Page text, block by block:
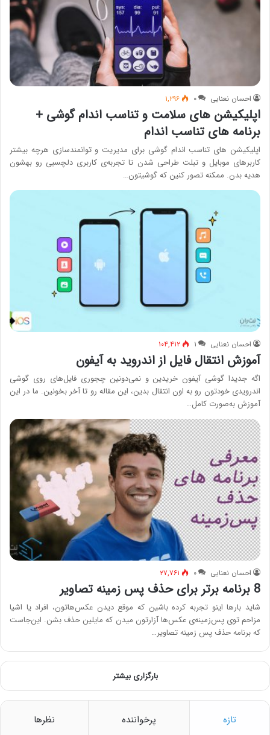
احسان نعنایی ۰ ۱,۲۹۶
اپلیکیشن های سلامت و تناسب اندام گوشی +
برنامه های تناسب اندام
اپلیکیشن های تناسب اندام گوشی برای مدیریت و توانمندسازی هرچه بیشتر
کاربرهای موبایل و تبلت طراحی شدن تا تجربه‌ی کاربری دلچسبی رو بهشون
هدیه بدن. ممکنه تصور کنین که گوشیتون…
احسان نعنایی ۱ ۱۰۴,۴۱۲
آموزش انتقال فایل از اندروید به آیفون
اگه جدیدا گوشی آیفون خریدین و نمی‌دونین چجوری فایل‌های روی گوشی
اندرویدی خودتون رو به اون انتقال بدین، این مقاله رو تا آخر بخونین. ما در این
آموزش به‌صورت کامل…
احسان نعنایی ۰ ۲۷,۷۶۱
8 برنامه برتر برای حذف پس زمینه تصاویر
شاید بارها اینو تجربه کرده باشین که موقع دیدن عکس‌هاتون، افراد یا اشیا
مزاحم توی پس‌زمینه‌ی عکس‌ها آزارتون میدن که مایلین حذف بشن. این‌جاست
که برنامه حذف پس زمینه تصاویر…
بارگزاری بیشتر
تازه پرخواننده نظرها